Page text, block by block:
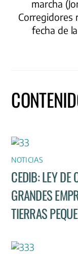
marcha
Corregidores
fecha de
NOTICIAS
CEDIB: LEY DE
GRANDES
TIERRAS